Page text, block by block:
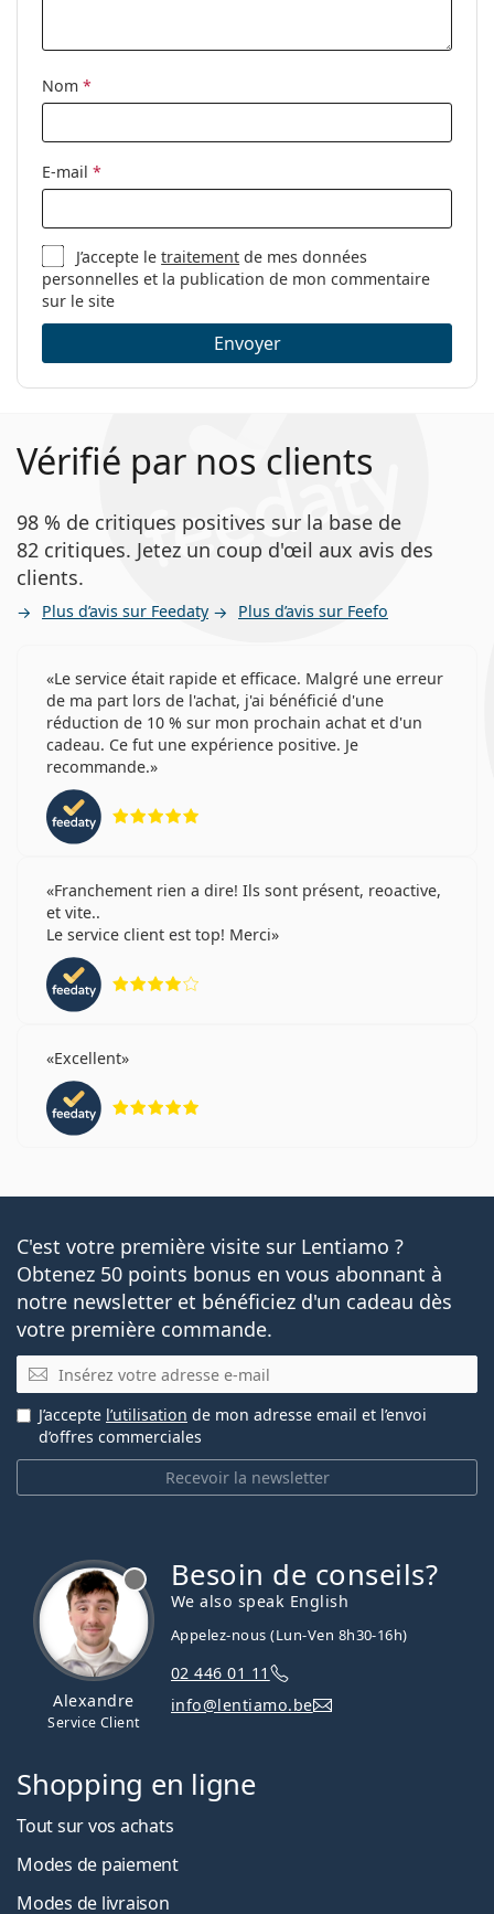
nettoyage:
Oui
Catégorie:
Lunettes de vue
Marque:
Reebok
Code:
R9528/01 BLK 17 56
Nom *
E-mail *
J’accepte letraitement de mes données
personnelles et la publication de mon commentaire
sur le site
Envoyer
Vérifié par nos clients
98 % de critiques positives sur la base de
82 critiques. Jetez un coup d'œil aux avis des
clients.
Plus d’avis sur Feedaty Plus d’avis sur Feefo
Le service était rapide et efficace. Malgré une erreur
de ma part lors de l'achat, j'ai bénéficié d'une
réduction de 10 % sur mon prochain achat et d'un
cadeau. Ce fut une expérience positive. Je
recommande.
Franchement rien a dire! Ils sont présent, reoactive,
et vite..
Le service client est top! Merci
Excellent
C'est votre première visite sur Lentiamo ?
Obtenez 50 points bonus en vous abonnant à
notre newsletter et bénéficiez d'un cadeau dès
votre première commande.
E-mail
Recevoir la newsletter
J’accepte l’utilisation de mon adresse email et l’envoi
d’offres commerciales
Alexandre
Service Client
Besoin de conseils?
We also speak English
Appelez-nous (Lun-Ven 8h30-16h)
02 446 01 11
info@lentiamo.be
Shopping en ligne
Tout sur vos achats
Modes de paiement
Modes de livraison